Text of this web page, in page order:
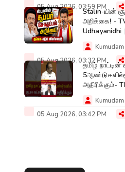
05 Aug 2026, 03:59 PM
Stalin-யின்
அறிக்கை! -
Udhayanidhi
05 Aug 2026, 03:32 PM
தமிழ்
அதிரிக்கும்-
CM Vijay
05 Aug 2026, 03:42 PM